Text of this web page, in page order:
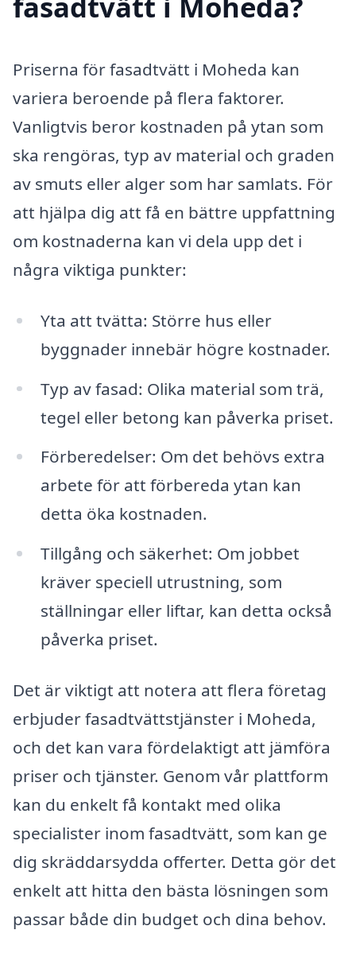
Priserna för fasadtvätt i Moheda kan
variera beroende på flera faktorer.
Vanligtvis beror kostnaden på ytan som
ska rengöras, typ av material och graden
av smuts eller alger som har samlats. För
att hjälpa dig att få en bättre uppfattning
om kostnaderna kan vi dela upp det i
några viktiga punkter:
Yta att tvätta: Större hus eller
byggnader innebär högre kostnader.
Typ av fasad: Olika material som trä,
tegel eller betong kan påverka priset.
Förberedelser: Om det behövs extra
arbete för att förbereda ytan kan
detta öka kostnaden.
Tillgång och säkerhet: Om jobbet
kräver speciell utrustning, som
ställningar eller liftar, kan detta också
påverka priset.
Det är viktigt att notera att flera företag
erbjuder fasadtvättstjänster i Moheda,
och det kan vara fördelaktigt att jämföra
priser och tjänster. Genom vår plattform
kan du enkelt få kontakt med olika
specialister inom fasadtvätt, som kan ge
dig skräddarsydda offerter. Detta gör det
enkelt att hitta den bästa lösningen som
passar både din budget och dina behov.